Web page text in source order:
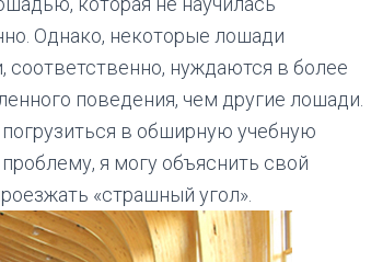
Однако, некоторые лошади
нуждаются в более
поведения, чем другие лошади.
в обширную учебную
я могу объяснить свой
«страшный угол».